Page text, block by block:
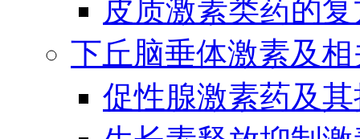
皮质激素类药的
下丘脑垂体激素及
促性腺激素药及